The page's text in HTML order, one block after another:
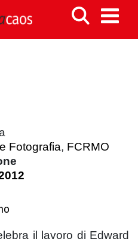
Fotografia, FCRMO
il lavoro di Edward